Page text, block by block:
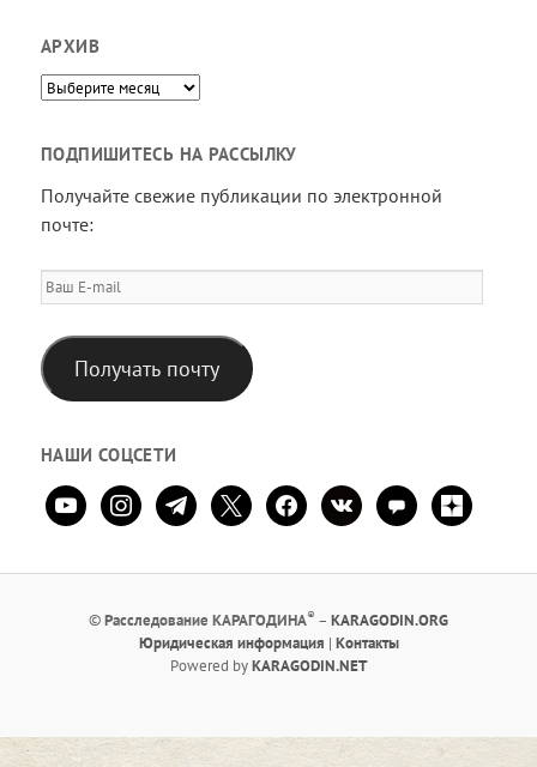
АРХИВ
Архив
ПОДПИШИТЕСЬ НА РАССЫЛКУ
Получайте свежие публикации по электронной
почте:
Ваш
E-
mail
Получать почту
НАШИ СОЦСЕТИ
youtubeinstagramtelegram
x facebookvkontaktecomment
zen-
yandex
©Расследование КАРАГОДИНА® – KARAGODIN.ORG
Юридическая информация | Контакты
Рowered byKARAGODIN.NET